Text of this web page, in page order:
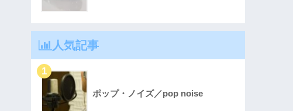
人気記事
ポップ・ノイズ／pop noise